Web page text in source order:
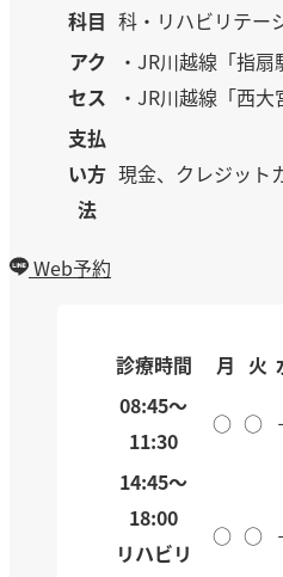
科目 科・リハビリテー
アク
セス
・JR川越線「指
・JR川越線「西
支払
い方
法
現金、クレジット
Web予約
診療時間 月 火
08:45～
11:30
○ ○
14:45～
18:00
リハビリ
○ ○